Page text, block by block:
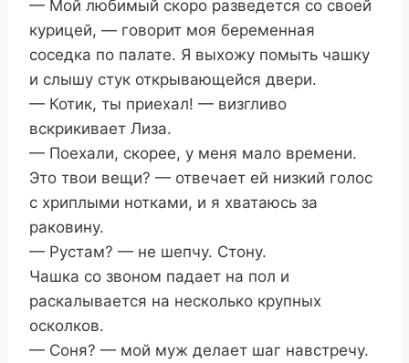
— Мой любимый скоро разведется со своей
курицей, — говорит моя беременная
соседка по палате. Я выхожу помыть чашку
и слышу стук открывающейся двери.
— Котик, ты приехал! — визгливо
вскрикивает Лиза.
— Поехали, скорее, у меня мало времени.
Это твои вещи? — отвечает ей низкий голос
с хриплыми нотками, и я хватаюсь за
раковину.
— Рустам? — не шепчу. Стону.
Чашка со звоном падает на пол и
раскалывается на несколько крупных
осколков.
— Соня? — мой муж делает шаг навстречу.